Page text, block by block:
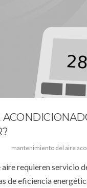
mantenimiento del aire
requieren servicio
de eficiencia